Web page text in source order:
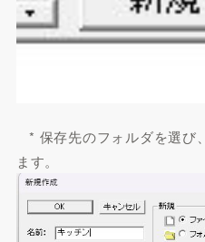
* 保存先のフォルダを選び
ます。